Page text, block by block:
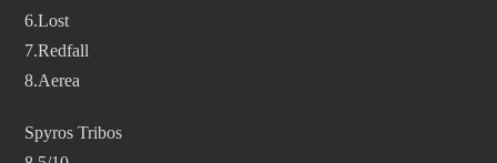
6.Lost
7.Redfall
8.Aerea
Spyros Tribos